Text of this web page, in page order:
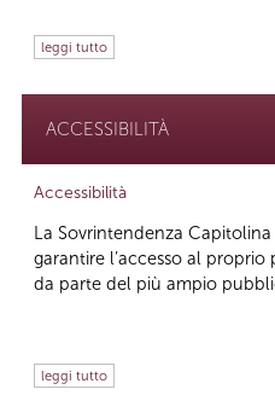
leggi tutto
ACCESSIBILITÀ
Accessibilità
La Sovrintendenza
garantire l’accesso al
da parte del più ampio
leggi tutto